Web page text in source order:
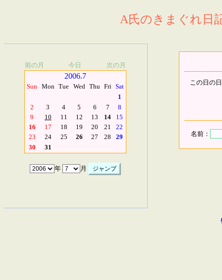
A氏のきまぐれ日
前の月 今日 次の月
2006.7
Sun Mon Tue Wed Thu Fri Sat
1
2
3 4 5 6 7
8
9
10 11 12 13 14
15
16
17 18 19 20 21
22
23
24 25 26 27 28
29
30
31
年 月
この日の
名前：